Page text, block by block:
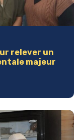
relever un
majeur